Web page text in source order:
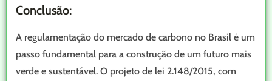
Conclusão:
A regulamentação do mercado de carbono no Brasil é um
passo fundamental para a construção de um futuro mais
verde e sustentável. O projeto de lei 2.148/2015, com